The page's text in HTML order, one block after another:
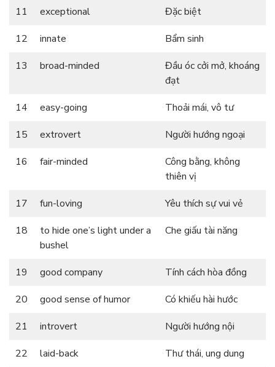
11 exceptional
Đặc biệt
12
innate
Bẩm sinh
13
broad-minded
Đầu óc cởi mở, khoáng
đạt
14
easy-going
Thoải mái, vô tư
15
extrovert
Người hướng ngoại
16
fair-minded
Công bằng, không
thiên vị
17
fun-loving
Yêu thích sự vui vẻ
18
to hide one’s light under a
bushel
Che giấu tài năng
19 good company
Tính cách hòa đồng
20
good sense of humor
Có khiếu hài hước
21
introvert
Người hướng nội
22
laid-back
Thư thái, ung dung